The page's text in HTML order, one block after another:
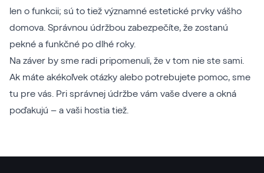
len o funkcii; sú to tiež významné estetické prvky vášho
domova. Správnou údržbou zabezpečíte, že zostanú
pekné a funkčné po dlhé roky.
Na záver by sme radi pripomenuli, že v tom nie ste sami.
Ak máte akékoľvek otázky alebo potrebujete pomoc, sme
tu pre vás. Pri správnej údržbe vám vaše dvere a okná
poďakujú – a vaši hostia tiež.